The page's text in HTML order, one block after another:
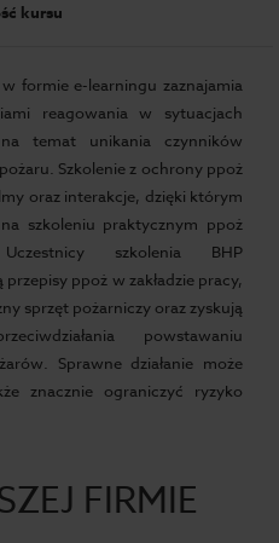
kursu
formie e-learningu zaznajamia
reagowania w sytuacjach
temat unikania czynników
Szkolenie z ochrony ppoż
oraz interakcje, dzięki którym
szkoleniu praktycznym ppoż
szkolenia BHP
ppoż w zakładzie pracy,
sprzęt pożarniczy oraz zyskują
powstawaniu
Sprawne działanie może
znacznie ograniczyć ryzyko
FIRMIE